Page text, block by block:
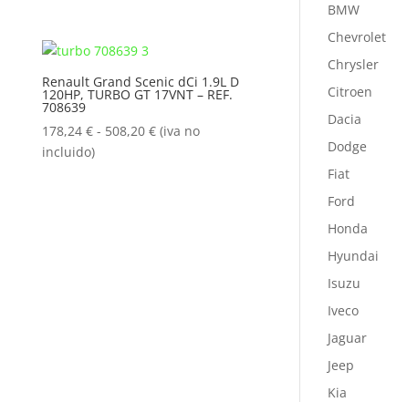
508,20 €
Renault Grand Scenic dCi 1.9L D
120HP, TURBO GT 17VNT – REF.
708639
178,24 € - 508,20 €Rango
(iva no
incluido)
BMW
Chevrolet
Chrysler
Citroen
Dacia
Dodge
Fiat
Ford
Honda
Hyundai
Isuzu
Iveco
Jaguar
Jeep
Kia